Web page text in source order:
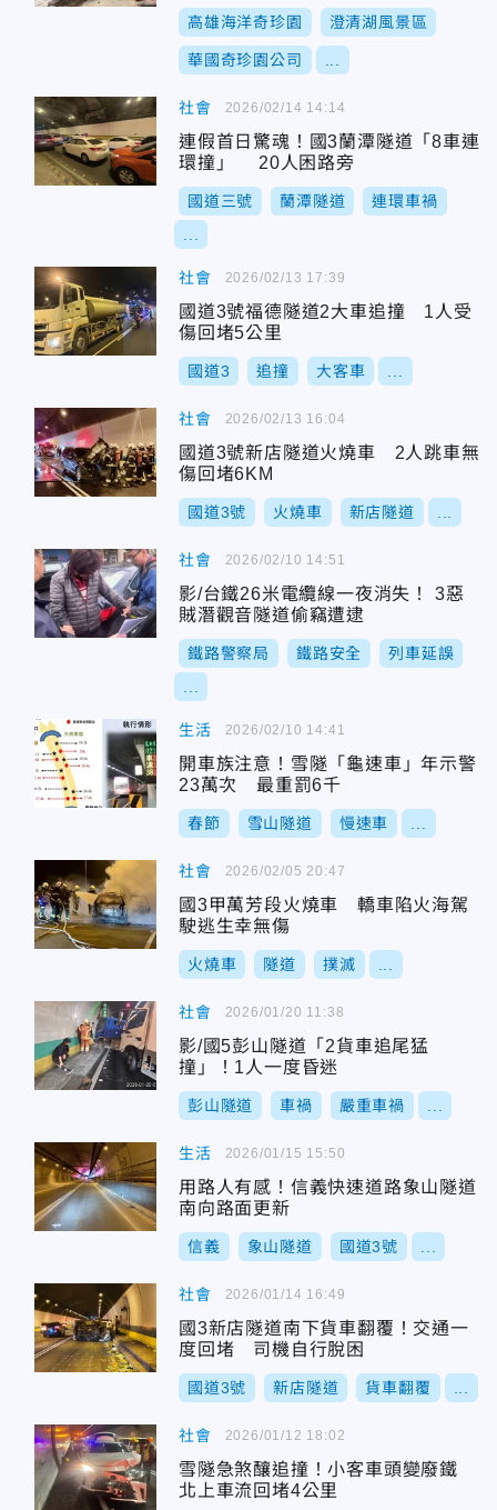
高雄海洋奇珍園 澄清湖風景區
華國奇珍園公司
社會
連假首日驚魂！國3蘭潭隧道「8車連
環撞」 20人困路旁
國道三號 蘭潭隧道 連環車禍
2026/02/14 14:14
社會
國道3號福德隧道2大車追撞 1人受
傷回堵5公里
國道3 追撞 大客車
2026/02/13 17:39
社會
國道3號新店隧道火燒車 2人跳車無
傷回堵6KM
國道3號 火燒車 新店隧道
2026/02/13 16:04
社會
影/台鐵26米電纜線一夜消失！ 3惡
賊潛觀音隧道偷竊遭逮
鐵路警察局 鐵路安全 列車延誤
2026/02/10 14:51
生活
開車族注意！雪隧「龜速車」年示警
23萬次 最重罰6千
春節 雪山隧道 慢速車
2026/02/10 14:41
社會
國3甲萬芳段火燒車 轎車陷火海駕
駛逃生幸無傷
火燒車 隧道 撲滅
2026/02/05 20:47
社會
影/國5彭山隧道「2貨車追尾猛
撞」！1人一度昏迷
彭山隧道 車禍 嚴重車禍
2026/01/20 11:38
生活
用路人有感！信義快速道路象山隧道
南向路面更新
信義 象山隧道 國道3號
2026/01/15 15:50
社會
國3新店隧道南下貨車翻覆！交通一
度回堵 司機自行脫困
國道3號 新店隧道 貨車翻覆
2026/01/14 16:49
社會
雪隧急煞釀追撞！小客車頭變廢鐵
北上車流回堵4公里
2026/01/12 18:02